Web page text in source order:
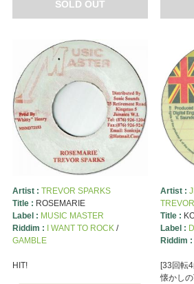
SOLD OUT
Artist : TREVOR SPARKS
Title : ROSEMARIE
Label : MUSIC MASTER
Riddim : I WANT TO ROCK/
GAMBLE
HIT!
Artist :
Title :
Label :
Riddim :
[33回転
懐かし